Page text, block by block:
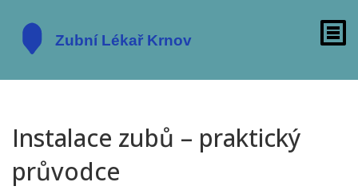
Instalace zubů – praktický
průvodce